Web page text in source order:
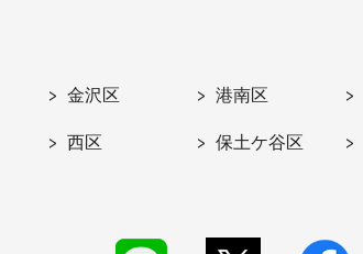
金沢区 港南区
西区 保土ケ谷区